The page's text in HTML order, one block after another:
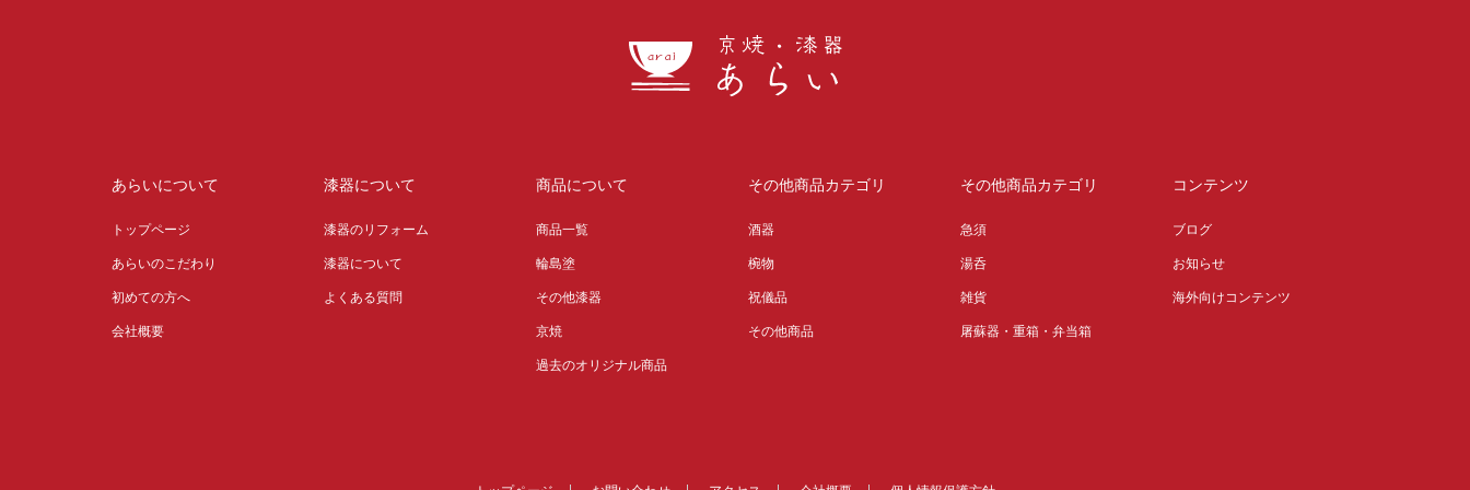
あらいについて
トップページ
あらいのこだわり
初めての方へ
会社概要
漆器について
漆器のリフォーム
漆器について
よくある質問
商品について
商品一覧
輪島塗
その他漆器
京焼
過去のオリジナル商品
その他商品カテゴリ
酒器
椀物
祝儀品
その他商品
その他商品カテゴリ
急須
湯呑
雑貨
屠蘇器・重箱・弁当箱
コンテンツ
ブログ
お知らせ
海外向けコンテンツ